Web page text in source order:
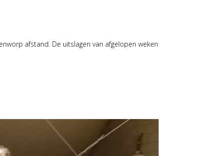
afstand. De uitslagen van afgelopen weken